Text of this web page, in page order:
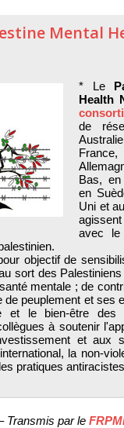
Mental
* Le
Health
de
Bas,
en
Uni et
avec le
objectif de
sort des
mentale ; de
de peuplement et ses
et le bien-être des
à soutenir
et aux
la non-
pratiques
Transmis par le